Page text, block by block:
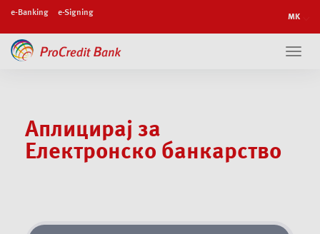
e-Banking e-Signing
Аплицирај за
Електронско банкарство